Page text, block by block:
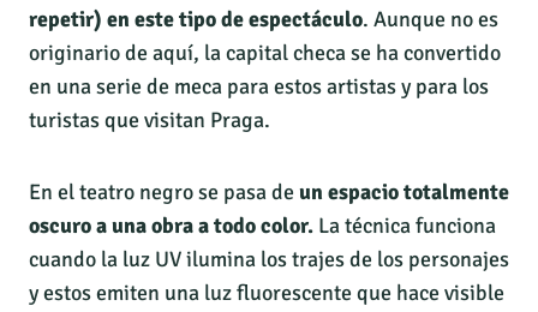
repetir) en este tipo de espectáculo. Aunque no es
originario de aquí, la capital checa se ha convertido
en una serie de meca para estos artistas y para los
turistas que visitan Praga.
En el teatro negro se pasa de un espacio totalmente
oscuro a una obra a todo color. La técnica funciona
cuando la luz UV ilumina los trajes de los personajes
y estos emiten una luz fluorescente que hace visible